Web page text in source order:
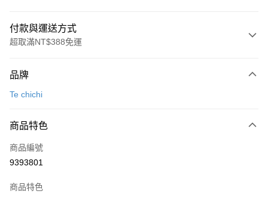
付款與運送方式
超取滿NT$388免運
信用卡一次付款
3 期 0 利率 每期
合作金庫商業銀行
上海商業儲蓄銀行
臺灣中小企業銀行
超商取貨付款
LINE Pay
Apple Pay
品牌
Te chichi
商品特色
商品編號
9393801
商品特色